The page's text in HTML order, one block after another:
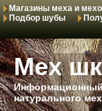
Магазины меха и
Подбор шубы
Мех
Информационный
натурального